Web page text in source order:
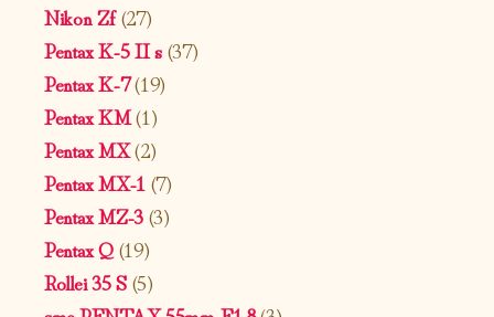
Nikon Zf(27)
Pentax K-5 II s(37)
Pentax K-7(19)
Pentax KM(1)
Pentax MX(2)
Pentax MX-1 (7)
Pentax MZ-3(3)
Pentax Q(19)
Rollei 35 S(5)